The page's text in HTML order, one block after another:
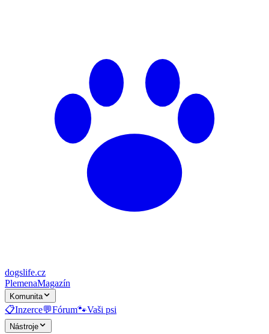
dogslife.cz
PlemenaMagazín
Komunita
📋Inzerce💬Fórum🐾Vaši psi
Nástroje